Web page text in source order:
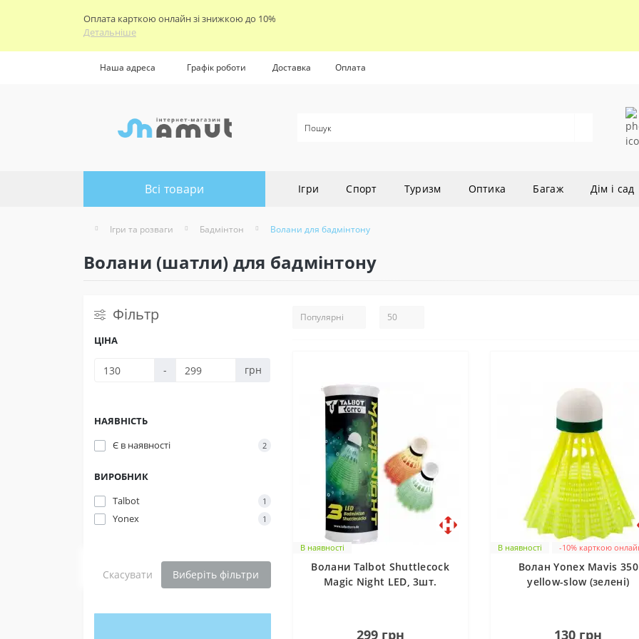
Оплата карткою онлайн зі знижкою до 10%
Детальніше
Наша адреса Графік роботи Доставка Оплата
Всі товари Ігри Cпорт Туризм Оптика Багаж Дім і сад
Ігри та розваги Бадмінтон Волани для бадмінтону
Волани (шатли) для бадмінтону
Фільтр
ЦІНА
- грн
НАЯВНІСТЬ
Є в наявності
2
ВИРОБНИК
Talbot
1
Yonex 1
Скасувати Виберіть фільтри
В наявності
Волани Talbot Shuttlecock
Magic Night LED, 3шт.
299 грн
В наявності -10% карткою
Волан Yonex Mavis 350
yellow-slow (зелені)
130 грн